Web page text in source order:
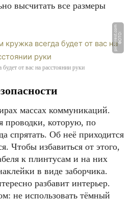
высчитать все размеры
Ф
О
Т
О:
pi
n
t
e
r
e
s
t.
c
o
m
от вас на расстоянии руки
массах коммуникаций.
проводки, которую, по
спрятать. Об неё приходится
Чтобы избавиться от этого,
к плинтусам и на них
в виде заборчика.
разбавит интерьер.
не использовать тёмный